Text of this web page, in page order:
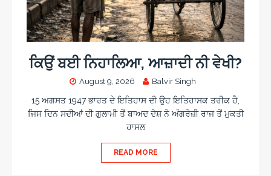
ਕਿਉਂ ਬਈ ਨਿਹਾਲਿਆ, ਆਜ਼ਾਦੀ ਨੀ ਵੇਖੀ?
August 9, 2026 Balvir Singh
15 ਅਗਸਤ 1947 ਭਾਰਤ ਦੇ ਇਤਿਹਾਸ ਦੀ ਉਹ ਇਤਿਹਾਸਕ ਤਰੀਕ ਹੈ,
ਜਿਸ ਦਿਨ ਸਦੀਆਂ ਦੀ ਗੁਲਾਮੀ ਤੋਂ ਬਾਅਦ ਦੇਸ਼ ਨੇ ਅੰਗਰੇਜ਼ੀ ਰਾਜ ਤੋਂ ਮੁਕਤੀ
ਹਾਸਲ
READ MORE